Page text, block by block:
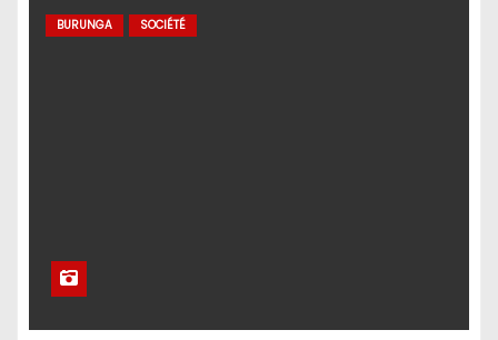
BURUNGA SOCIÉTÉ